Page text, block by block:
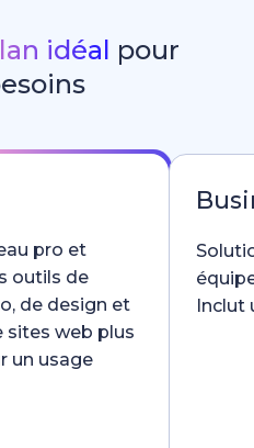
idéal pour
pro et
outils de
de design et
sites web plus
un usage
Inclut